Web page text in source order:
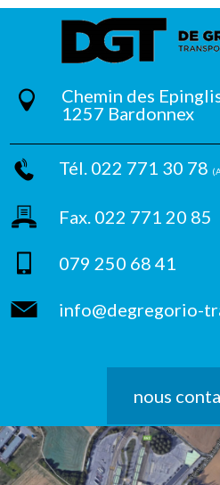
Chemin des
1257 Bardonnex
Tél. 022 771 30 78
Fax. 022 771 20 85
079 250 68 41
info@degregorio-
nous